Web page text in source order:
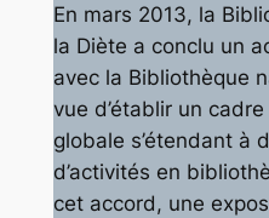
En mars 2013, la
la Diète a conclu un
avec la Bibliothèque
vue d’établir un
globale s’étendant à
d’activités en
cet accord, une